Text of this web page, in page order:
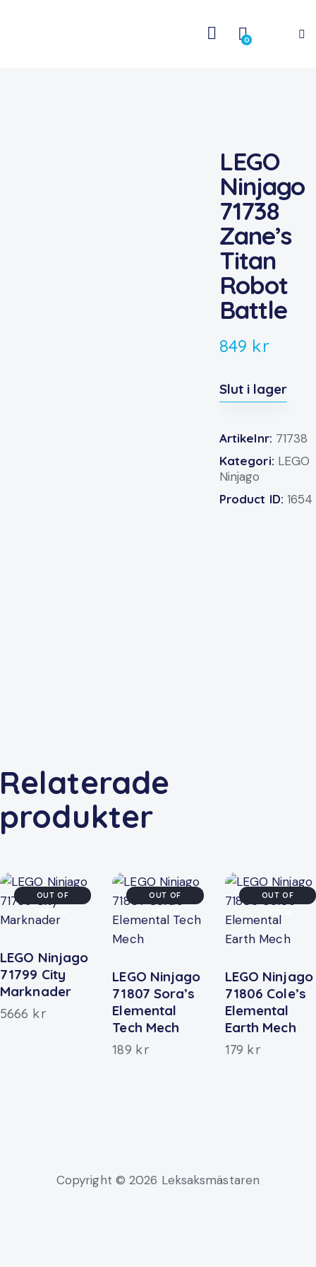
0
LEGO
Ninjago
71738
Zane’s
Titan
Robot
Battle
849 kr
Slut i lager
Artikelnr: 71738
Kategori: LEGO
Ninjago
Product ID:1654
Relaterade
produkter
OUT OF
LEGO Ninjago
71799 City
Marknader
5666 kr
OUT OF
LEGO Ninjago
71807 Sora’s
Elemental
Tech Mech
189 kr
OUT OF
LEGO Ninjago
71806 Cole’s
Elemental
Earth Mech
179 kr
Copyright © 2026 Leksaksmästaren